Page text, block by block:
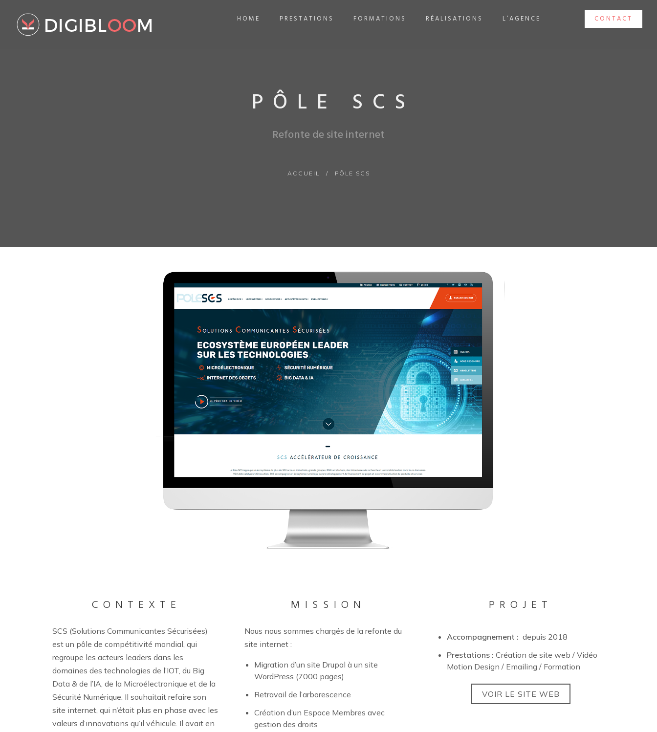
CONTACT
HOME PRESTATIONS FORMATIONS RÉALISATIONS L’AGENCE
PÔLE SCS
Refonte de site internet
ACCUEIL / PÔLE SCS
CONTEXTE
SCS (Solutions Communicantes Sécurisées)
est un pôle de compétitivité mondial, qui
regroupe les acteurs leaders dans les
domaines des technologies de l’IOT, du Big
Data & de l’IA, de la Microélectronique et de la
Sécurité Numérique. Il souhaitait refaire son
site internet, qui n’était plus en phase avec les
valeurs d’innovations qu’il véhicule. Il avait en
MISSION
Nous nous sommes chargés de la refonte du
site internet :
Migration d’un site Drupal à un site
WordPress (7000 pages)
Retravail de l’arborescence
Création d’un Espace Membres avec
gestion des droits
PROJET
Accompagnement : depuis 2018
Prestations : Création de site web / Vidéo
Motion Design / Emailing / Formation
VOIR LE SITE WEB